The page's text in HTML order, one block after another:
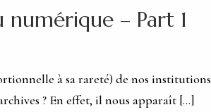
– Part 1
à sa rareté) de nos institutions
? En effet, il nous apparaît […]